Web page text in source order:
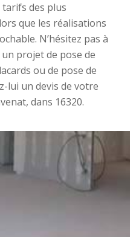
des plus
que les réalisations
N’hésitez pas à
projet de pose de
ou de pose de
lui un devis de votre
dans 16320.